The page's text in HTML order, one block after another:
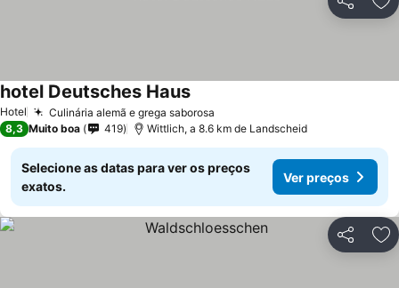
Partilhar
Hotel Culinária alemã e grega saborosa
hotel Deutsches Haus
8,3 Muito boa 419 Wittlich, a 8.6 km de Landscheid
Selecione as datas para ver os preços
exatos.
Ver preços
Partilhar